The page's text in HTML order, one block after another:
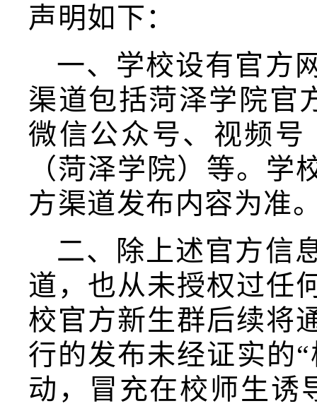
声明如下：
一、学校设有官方
渠道包括菏泽学院官
微信公众号、视频
（菏泽学院）等。
方渠道发布内容为准
二、除上述官方信
道，也从未授权过任
校官方新生群后续将
行的发布未经证实的
动，冒充在校师生诱